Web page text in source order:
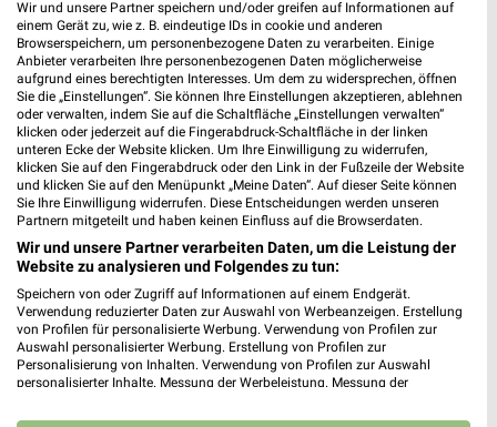
MEHR PROSPEKTE
weekli Magazin
Erlebe mit Lidl und Andre Agassi die neuesten Silvercrest Küchengeräte
17.04.2026
Mit Lidl Plus 3 für 2 - im laut DtGv besten Backshop
10.04.2026
Wir und unsere Partner speichern und/oder greifen auf Informationen auf
einem Gerät zu, wie z. B. eindeutige IDs in cookie und anderen
Browserspeichern, um personenbezogene Daten zu verarbeiten. Einige
Anbieter verarbeiten Ihre personenbezogenen Daten möglicherweise
aufgrund eines berechtigten Interesses. Um dem zu widersprechen, öffnen
Sie die „Einstellungen“. Sie können Ihre Einstellungen akzeptieren, ablehnen
oder verwalten, indem Sie auf die Schaltfläche „Einstellungen verwalten“
klicken oder jederzeit auf die Fingerabdruck-Schaltfläche in der linken
unteren Ecke der Website klicken. Um Ihre Einwilligung zu widerrufen,
klicken Sie auf den Fingerabdruck oder den Link in der Fußzeile der Website
und klicken Sie auf den Menüpunkt „Meine Daten“. Auf dieser Seite können
Sie Ihre Einwilligung widerrufen. Diese Entscheidungen werden unseren
Partnern mitgeteilt und haben keinen Einfluss auf die Browserdaten.
Wir und unsere Partner verarbeiten Daten, um die Leistung der
Website zu analysieren und Folgendes zu tun:
Speichern von oder Zugriff auf Informationen auf einem Endgerät.
Verwendung reduzierter Daten zur Auswahl von Werbeanzeigen. Erstellung
von Profilen für personalisierte Werbung. Verwendung von Profilen zur
Auswahl personalisierter Werbung. Erstellung von Profilen zur
Personalisierung von Inhalten. Verwendung von Profilen zur Auswahl
personalisierter Inhalte. Messung der Werbeleistung. Messung der
Kombinationen von Daten aus verschiedenen Quellen. Entwicklung und